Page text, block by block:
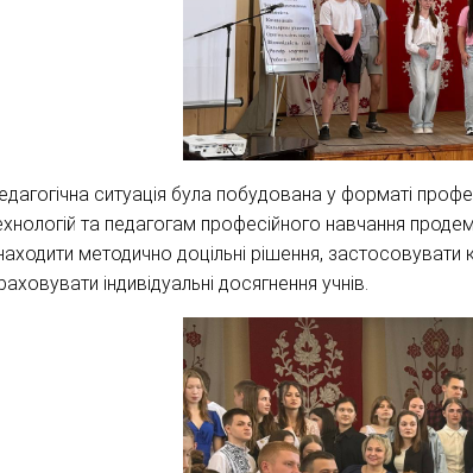
ситуація була побудована у форматі
та педагогам професійного навчання
методично доцільні рішення, застосовувати
індивідуальні досягнення учнів.